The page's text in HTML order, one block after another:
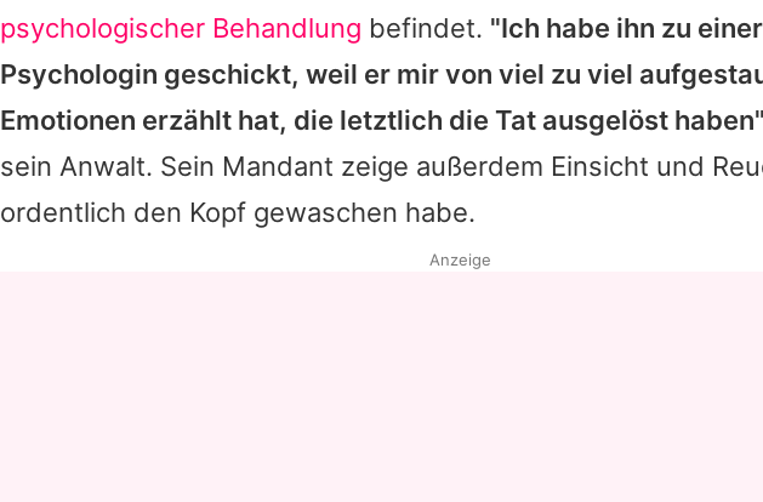
psychologischer Behandlung befindet. "Ich habe ihn zu einer
Psychologin geschickt, weil er mir von viel zu viel
Emotionen erzählt hat, die letztlich die Tat ausgelöst haben"
sein Anwalt. Sein Mandant zeige außerdem Einsicht und
ordentlich den Kopf gewaschen habe.
Anzeige